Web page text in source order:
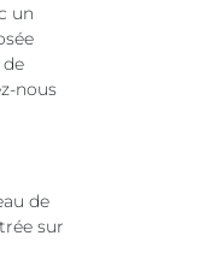
un
nous
de
sur